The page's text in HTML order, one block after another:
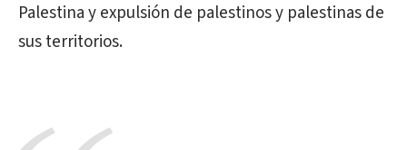
Palestina y expulsión de palestinos y palestinas de
sus territorios.